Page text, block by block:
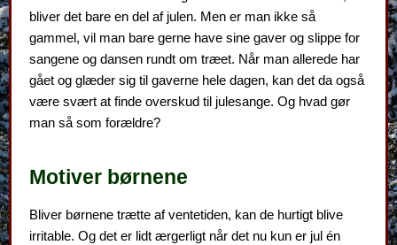
bliver det bare en del af julen. Men er man ikke så
gammel, vil man bare gerne have sine gaver og slippe for
sangene og dansen rundt om træet. Når man allerede har
gået og glæder sig til gaverne hele dagen, kan det da også
være svært at finde overskud til julesange. Og hvad gør
man så som forældre?
Motiver børnene
Bliver børnene trætte af ventetiden, kan de hurtigt blive
irritable. Og det er lidt ærgerligt når det nu kun er jul én